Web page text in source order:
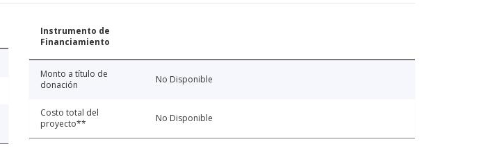
Instrumento de
Financiamiento
Monto a título de
donación
No Disponible
Costo total del
proyecto**
No Disponible